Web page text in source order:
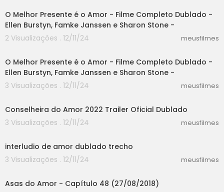
O Melhor Presente é o Amor - Filme Completo Dublado -
Ellen Burstyn, Famke Janssen e Sharon Stone -
2 Visualizações . 12/11/24
meusfilmes
O Melhor Presente é o Amor - Filme Completo Dublado -
Ellen Burstyn, Famke Janssen e Sharon Stone -
3 Visualizações . 12/11/24
meusfilmes
Conselheira do Amor 2022 Trailer Oficial Dublado
3 Visualizações . 12/11/24
meusfilmes
interludio de amor dublado trecho
3 Visualizações . 12/11/24
meusfilmes
Asas do Amor - Capítulo 48 (27/08/2018)